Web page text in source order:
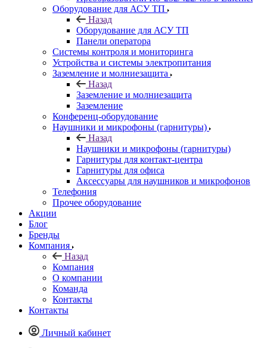
Оборудование для АСУ ТП
Назад
Оборудование для АСУ ТП
Панели оператора
Системы контроля и мониторинга
Устройства и системы электропитания
Заземление и молниезащита
Назад
Заземление и молниезащита
Заземление
Конференц-оборудование
Наушники и микрофоны (гарнитуры)
Назад
Наушники и микрофоны (гарнитуры)
Гарнитуры для контакт-центра
Гарнитуры для офиса
Аксессуары для наушников и микрофонов
Телефония
Прочее оборудование
Акции
Блог
Бренды
Компания
Назад
Компания
О компании
Команда
Контакты
Контакты
Личный кабинет